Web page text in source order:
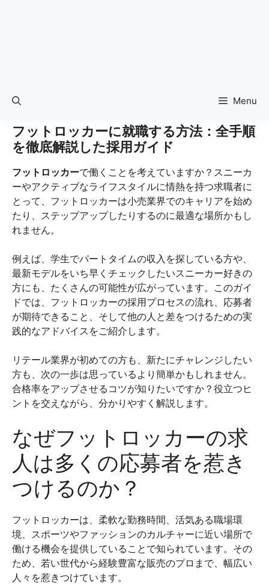
Menu
フットロッカーに就職する方法：全手順
を徹底解説した採用ガイド
フットロッカーで働くことを考えていますか？スニーカ
ーやアクティブなライフスタイルに情熱を持つ求職者に
とって、フットロッカーは小売業界でのキャリアを始め
たり、ステップアップしたりするのに最適な場所かもし
れません。
例えば、学生でパートタイムの収入を探している方や、
最新モデルをいち早くチェックしたいスニーカー好きの
方にも、たくさんの可能性が広がっています。このガイ
ドでは、フットロッカーの採用プロセスの流れ、応募者
が期待できること、そして他の人と差をつけるための実
践的なアドバイスをご紹介します。
リテール業界が初めての方も、新たにチャレンジしたい
方も、次の一歩は思っているより簡単かもしれません。
合格率をアップさせるコツが知りたいですか？役立つヒ
ントを交えながら、分かりやすく解説します。
なぜフットロッカーの求
人は多くの応募者を惹き
つけるのか？
フットロッカーは、柔軟な勤務時間、活気ある職場環
境、スポーツやファッションのカルチャーに近い場所で
働ける機会を提供していることで知られています。その
ため、若い世代から経験豊富な販売のプロまで、幅広い
人々を惹きつけています。